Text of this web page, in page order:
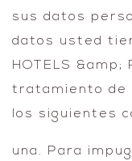
sus datos
datos usted
HOTELS &amp;
tratamiento de
los siguientes
una. Para